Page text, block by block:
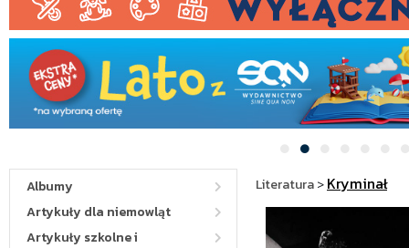
Albumy
Artykuły dla niemowląt
Artykuły szkolne i
Literatura>Kryminał